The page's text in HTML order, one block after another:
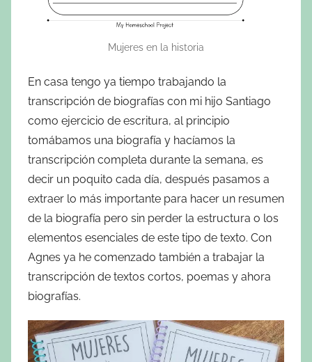
Mujeres en la historia
En casa tengo ya tiempo trabajando la
transcripción de biografías con mi hijo Santiago
como ejercicio de escritura, al principio
tomábamos una biografía y hacíamos la
transcripción completa durante la semana, es
decir un poquito cada día, después pasamos a
extraer lo más importante para hacer un resumen
de la biografía pero sin perder la estructura o los
elementos esenciales de este tipo de texto. Con
Agnes ya he comenzado también a trabajar la
transcripción de textos cortos, poemas y ahora
biografías.